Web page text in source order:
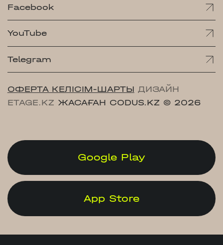
Facebook
YouTube
Telegram
ОФЕРТА КЕЛІСІМ-ШАРТЫ ДИЗАЙН
ETAGE.KZ ЖАСАҒАН CODUS.KZ © 2026
Google Play
App Store